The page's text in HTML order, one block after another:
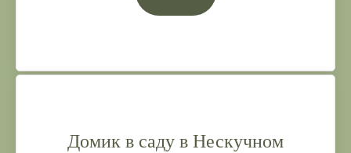
Домик в саду в Нескучном